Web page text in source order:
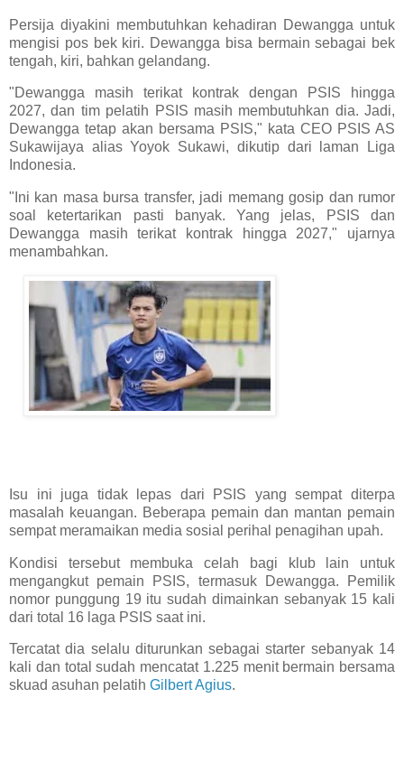
Persija diyakini membutuhkan kehadiran Dewangga untuk
mengisi pos bek kiri. Dewangga bisa bermain sebagai bek
tengah, kiri, bahkan gelandang.
"Dewangga masih terikat kontrak dengan PSIS hingga
2027, dan tim pelatih PSIS masih membutuhkan dia. Jadi,
Dewangga tetap akan bersama PSIS," kata CEO PSIS AS
Sukawijaya alias Yoyok Sukawi, dikutip dari laman Liga
Indonesia.
"Ini kan masa bursa transfer, jadi memang gosip dan rumor
soal ketertarikan pasti banyak. Yang jelas, PSIS dan
Dewangga masih terikat kontrak hingga 2027," ujarnya
menambahkan.
Isu ini juga tidak lepas dari PSIS yang sempat diterpa
masalah keuangan. Beberapa pemain dan mantan pemain
sempat meramaikan media sosial perihal penagihan upah.
Kondisi tersebut membuka celah bagi klub lain untuk
mengangkut pemain PSIS, termasuk Dewangga. Pemilik
nomor punggung 19 itu sudah dimainkan sebanyak 15 kali
dari total 16 laga PSIS saat ini.
Tercatat dia selalu diturunkan sebagai starter sebanyak 14
kali dan total sudah mencatat 1.225 menit bermain bersama
skuad asuhan pelatih Gilbert Agius.